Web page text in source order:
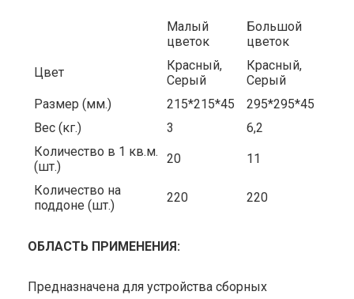
Малый
цветок
Большой
цветок
Цвет
Красный,
Серый
Красный,
Серый
Размер (мм.)
215*215*45
295*295*45
Вес (кг.)
3
6,2
Количество в 1 кв.м.
(шт.)
20 11
Количество на
поддоне (шт.)
220 220
ОБЛАСТЬ ПРИМЕНЕНИЯ:
Предназначена для устройства сборных